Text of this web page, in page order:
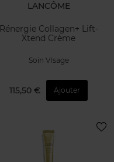
LANCÔME
Rénergie Collagen+ Lift-
Xtend Crème
Soin VIsage
115,50 € Ajouter